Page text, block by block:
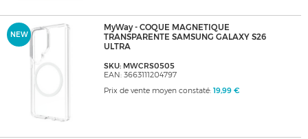
NEW
MyWay - COQUE MAGNETIQUE
TRANSPARENTE SAMSUNG GALAXY S26
ULTRA
SKU: MWCRS0505
EAN: 3663111204797
Prix de vente moyen constaté: 19,99 €